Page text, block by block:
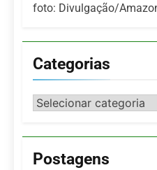
foto: Divulgação/
Categorias
Categorias
Postagens